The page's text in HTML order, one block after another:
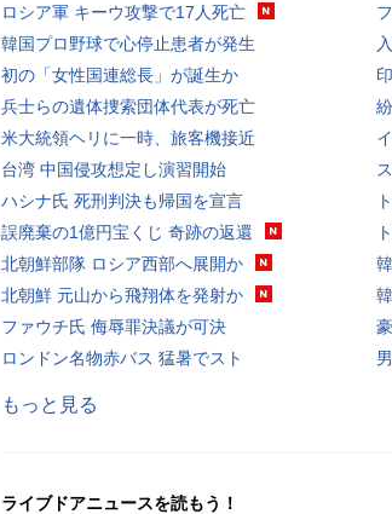
ロシア軍 キーウ攻撃で17人死亡
韓国プロ野球で心停止患者が発生
初の「女性国連総長」が誕生か
兵士らの遺体捜索団体代表が死亡
米大統領ヘリに一時、旅客機接近
台湾 中国侵攻想定し演習開始
ハシナ氏 死刑判決も帰国を宣言
誤廃棄の1億円宝くじ 奇跡の返還
北朝鮮部隊 ロシア西部へ展開か
北朝鮮 元山から飛翔体を発射か
ファウチ氏 侮辱罪決議が可決
ロンドン名物赤バス 猛暑でスト
もっと見る
ライブドアニュースを読もう！